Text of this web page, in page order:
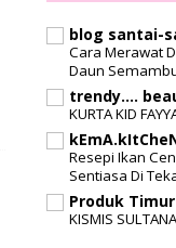
blog santai-
Cara Merawat
Daun
trendy....
KURTA KID
Resepi Ikan
Sentiasa Di
Produk
KISMIS SULTANA